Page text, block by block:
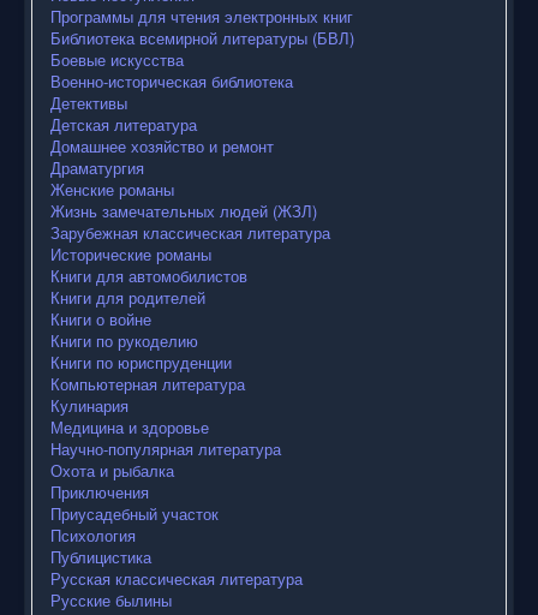
Программы для чтения электронных книг
Библиотека всемирной литературы (БВЛ)
Боевые искусства
Военно-историческая библиотека
Детективы
Детская литература
Домашнее хозяйство и ремонт
Драматургия
Женские романы
Жизнь замечательных людей (ЖЗЛ)
Зарубежная классическая литература
Исторические романы
Книги для автомобилистов
Книги для родителей
Книги о войне
Книги по рукоделию
Книги по юриспруденции
Компьютерная литература
Кулинария
Медицина и здоровье
Научно-популярная литература
Охота и рыбалка
Приключения
Приусадебный участок
Психология
Публицистика
Русская классическая литература
Русские былины